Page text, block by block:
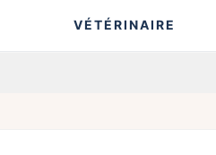
VÉTÉRINAIRE